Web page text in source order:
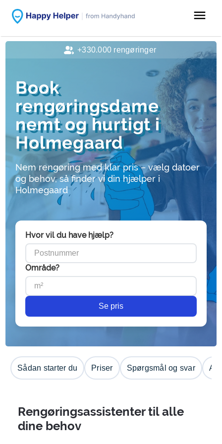
menu
Book
rengøringsdame
nemt og hurtigt i
Holmegaard
Nem rengøring med klar pris – vælg datoer
og behov, så finder vi din hjælper i
Holmegaard
Hvor vil du have hjælp?
Område?
Se pris
Sådan starter du Priser Spørgsmål og svar
Rengøringsassistenter til alle
dine behov
+330.000 rengøringer